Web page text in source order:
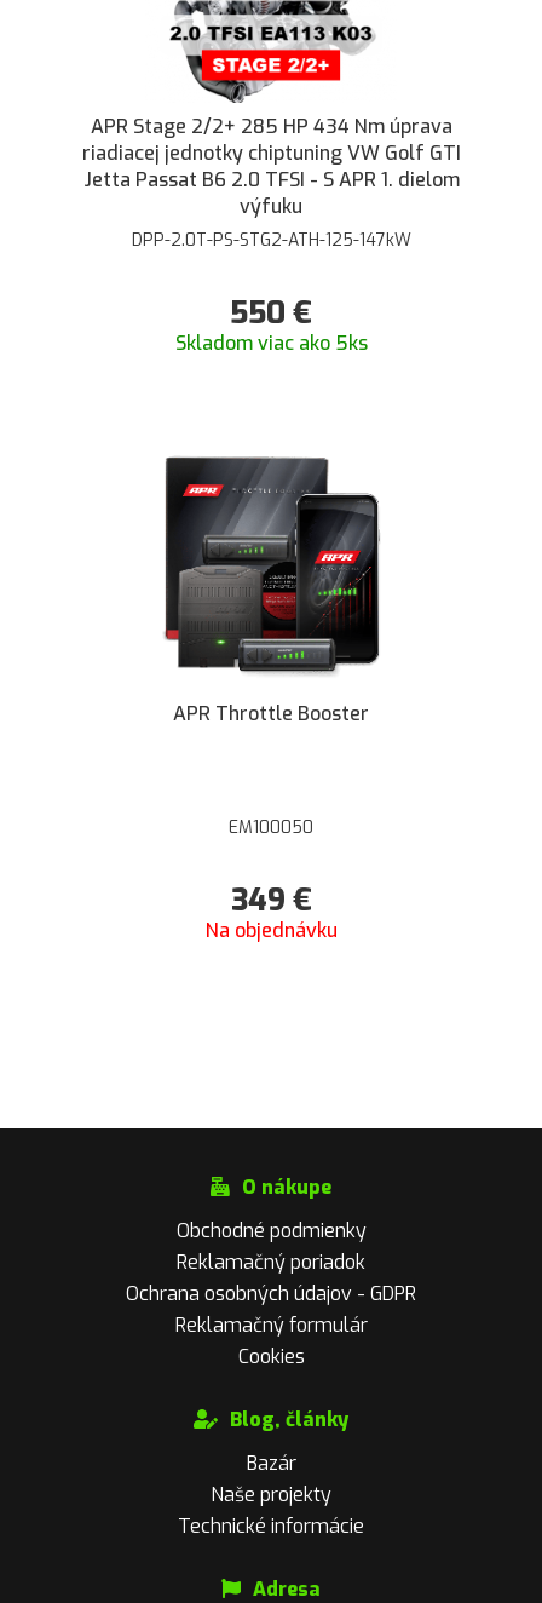
APR Stage 2/2+ 285 HP 434 Nm úprava
riadiacej jednotky chiptuning VW Golf GTI
Jetta Passat B6 2.0 TFSI - S APR 1. dielom
výfuku
DPP-2.0T-PS-STG2-ATH-125-147kW
550 €
Skladom viac ako 5ks
APR Throttle Booster
EM100050
349 €
Na objednávku
O nákupe
Obchodné podmienky
Reklamačný poriadok
Ochrana osobných údajov - GDPR
Reklamačný formulár
Cookies
Blog, články
Bazár
Naše projekty
Technické informácie
Adresa